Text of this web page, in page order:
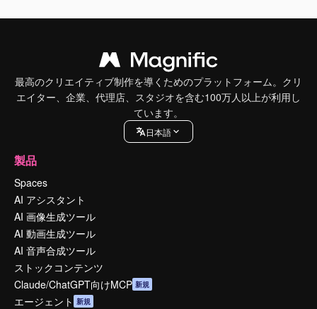
最高のクリエイティブ制作を導くためのプラットフォーム。クリ
エイター、企業、代理店、スタジオを含む100万人以上が利用し
ています。
日本語
製品
Spaces
AI アシスタント
AI 画像生成ツール
AI 動画生成ツール
AI 音声合成ツール
ストックコンテンツ
Claude/ChatGPT向けMCP 新規
エージェント 新規